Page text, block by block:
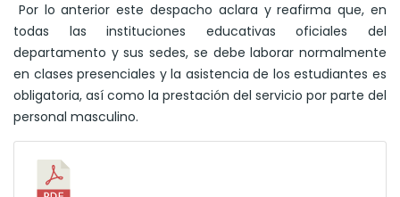
Por lo anterior este despacho aclara y reafirma que, en
todas las instituciones educativas oficiales del
departamento y sus sedes, se debe laborar normalmente
en clases presenciales y la asistencia de los estudiantes es
obligatoria, así como la prestación del servicio por parte del
personal masculino.